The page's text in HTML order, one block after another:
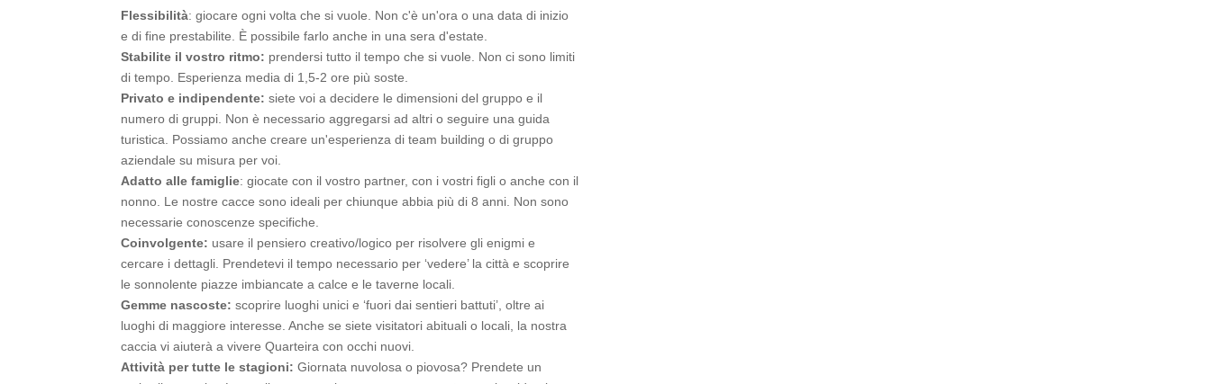
Flessibilità: giocare ogni volta che si vuole. Non c'è un'ora o una data di inizio
e di fine prestabilite. È possibile farlo anche in una sera d'estate.
Stabilite il vostro ritmo: prendersi tutto il tempo che si vuole. Non ci sono limiti
di tempo. Esperienza media di 1,5-2 ore più soste.
Privato e indipendente: siete voi a decidere le dimensioni del gruppo e il
numero di gruppi. Non è necessario aggregarsi ad altri o seguire una guida
turistica. Possiamo anche creare un'esperienza di team building o di gruppo
aziendale su misura per voi.
Adatto alle famiglie: giocate con il vostro partner, con i vostri figli o anche con il
nonno. Le nostre cacce sono ideali per chiunque abbia più di 8 anni. Non sono
necessarie conoscenze specifiche.
Coinvolgente: usare il pensiero creativo/logico per risolvere gli enigmi e
cercare i dettagli. Prendetevi il tempo necessario per ‘vedere’ la città e scoprire
le sonnolente piazze imbiancate a calce e le taverne locali.
Gemme nascoste: scoprire luoghi unici e ‘fuori dai sentieri battuti’, oltre ai
luoghi di maggiore interesse. Anche se siete visitatori abituali o locali, la nostra
caccia vi aiuterà a vivere Quarteira con occhi nuovi.
Attività per tutte le stagioni: Giornata nuvolosa o piovosa? Prendete un